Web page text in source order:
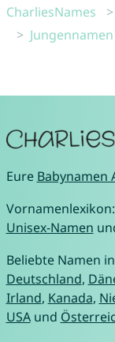
CharliesNames
Jungennamen
Eure Babynamen
Vornamenlexikon:
Unisex-Namen
Beliebte Namen in
Deutschland,
Irland, Kanada,
USAund